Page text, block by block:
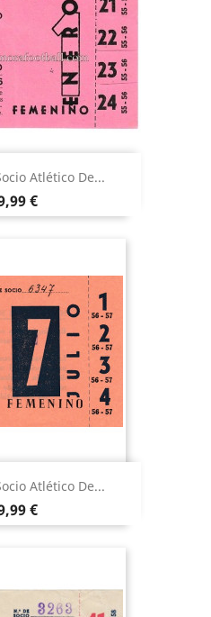
Atlético De...
€
Atlético De...
€